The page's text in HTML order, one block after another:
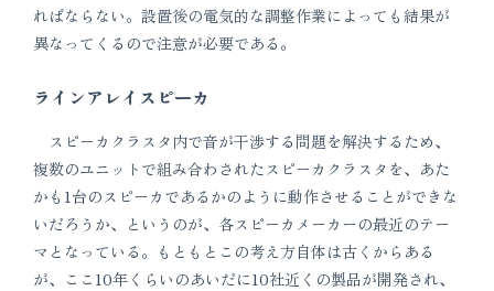
ればならない。設置後の電気的な調整作業によっても結果が
異なってくるので注意が必要である。
ラインアレイスピーカ
スピーカクラスタ内で音が干渉する問題を解決するため、
複数のユニットで組み合わされたスピーカクラスタを、あた
かも1台のスピーカであるかのように動作させることができな
いだろうか、というのが、各スピーカメーカーの最近のテー
マとなっている。もともとこの考え方自体は古くからある
が、ここ10年くらいのあいだに10社近くの製品が開発され、